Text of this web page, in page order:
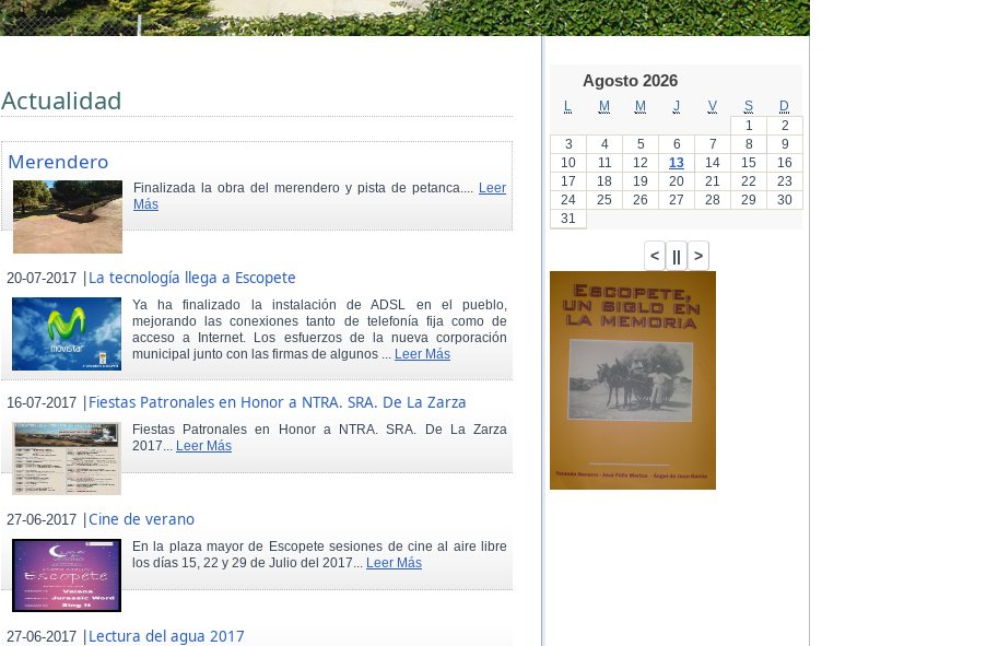
Actualidad
Merendero
Finalizada la obra del merendero y pista de petanca.... Leer
Más
20-07-2017 |La tecnología llega a Escopete
Ya ha finalizado la instalación de ADSL en el pueblo,
mejorando las conexiones tanto de telefonía fija como de
acceso a Internet. Los esfuerzos de la nueva corporación
municipal junto con las firmas de algunos ... Leer Más
16-07-2017 |Fiestas Patronales en Honor a NTRA. SRA. De La Zarza
Fiestas Patronales en Honor a NTRA. SRA. De La Zarza
2017... Leer Más
27-06-2017 |Cine de verano
En la plaza mayor de Escopete sesiones de cine al aire libre
los días 15, 22 y 29 de Julio del 2017... Leer Más
27-06-2017 |Lectura del agua 2017
Agosto 2026
M M J V S
D
1
2
3
4 5 6 7 8
9
10
11 12 13 14 15
16
17
18 19 20 21 22
23
24
25 26 27 28 29
30
31